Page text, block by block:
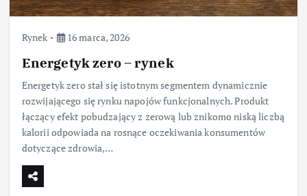
Rynek 16 marca, 2026
Energetyk zero – rynek
Energetyk zero stał się istotnym segmentem dynamicznie
rozwijającego się rynku napojów funkcjonalnych. Produkt
łączący efekt pobudzający z zerową lub znikomo niską liczbą
kalorii odpowiada na rosnące oczekiwania konsumentów
dotyczące zdrowia,…